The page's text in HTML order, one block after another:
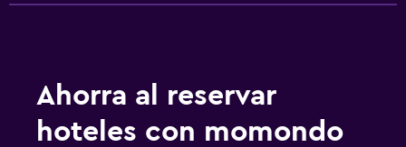
Ahorra al reservar
hoteles con momondo